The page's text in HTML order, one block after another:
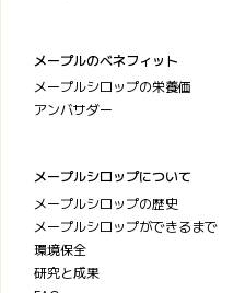
メープルのベネフィット
メープルシロップの栄養価
アンバサダー
メープルシロップについて
メープルシロップの歴史
メープルシロップができるまで
環境保全
研究と成果